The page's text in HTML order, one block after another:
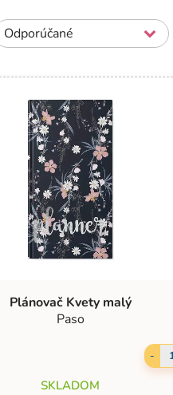
Odporúčané
Plánovač Kvety malý
Paso
-
SKLADOM